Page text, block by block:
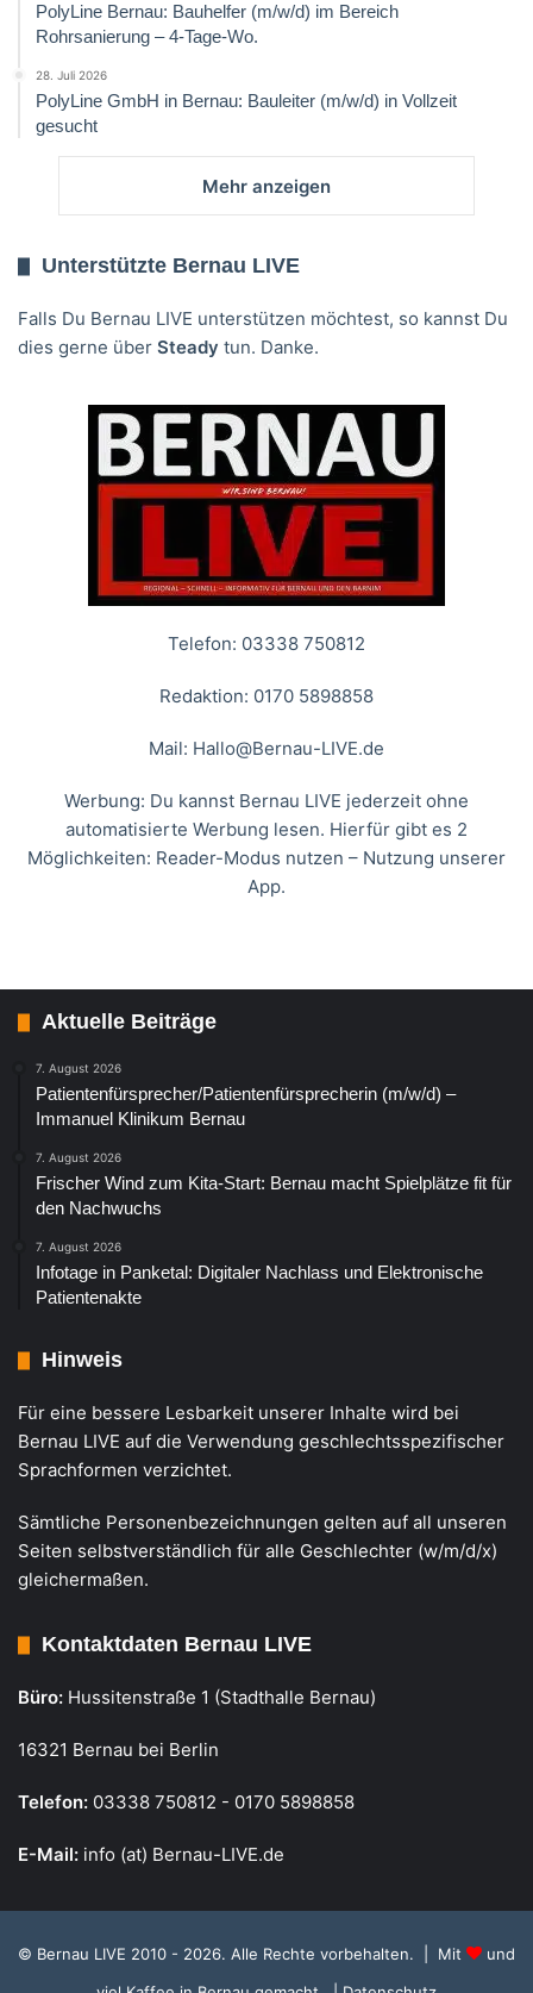
PolyLine Bernau: Bauhelfer (m/w/d) im Bereich
Rohrsanierung – 4-Tage-Wo.
28. Juli 2026
PolyLine GmbH in Bernau: Bauleiter (m/w/d) in Vollzeit
gesucht
Mehr anzeigen
Unterstützte Bernau LIVE
Falls Du Bernau LIVE unterstützen möchtest, so kannst Du
dies gerne über Steady tun. Danke.
Telefon: 03338 750812
Redaktion: 0170 5898858
Mail: Hallo@Bernau-LIVE.de
Werbung: Du kannst Bernau LIVE jederzeit ohne
automatisierte Werbung lesen. Hierfür gibt es 2
Möglichkeiten: Reader-Modus nutzen – Nutzung unserer
App.
Aktuelle Beiträge
7. August 2026
Patientenfürsprecher/Patientenfürsprecherin (m/w/d) –
Immanuel Klinikum Bernau
7. August 2026
Frischer Wind zum Kita-Start: Bernau macht Spielplätze fit für
den Nachwuchs
7. August 2026
Infotage in Panketal: Digitaler Nachlass und Elektronische
Patientenakte
Hinweis
Für eine bessere Lesbarkeit unserer Inhalte wird bei
Bernau LIVE auf die Verwendung geschlechtsspezifischer
Sprachformen verzichtet.
Sämtliche Personenbezeichnungen gelten auf all unseren
Seiten selbstverständlich für alle Geschlechter (w/m/d/x)
gleichermaßen.
Kontaktdaten Bernau LIVE
Büro: Hussitenstraße 1 (Stadthalle Bernau)
16321 Bernau bei Berlin
Telefon: 03338 750812 - 0170 5898858
E-Mail: info (at) Bernau-LIVE.de
© Bernau LIVE 2010 - 2026. Alle Rechte vorbehalten. | Mit
und